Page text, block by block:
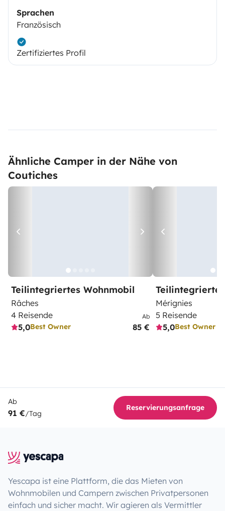
Sprachen
Französisch
Zertifiziertes Profil
Ähnliche Camper in der Nähe von
Coutiches
Teilintegriertes Wohnmobil
Râches
4 Reisende
5,0Best Owner
Ab
85 €
Mérignies
5 Reisende
5,0Best Owner
Ab
91 €/Tag
Reservierungsanfrage
Yescapa ist eine Plattform, die das Mieten von
Wohnmobilen und Campern zwischen Privatpersonen
einfach und sicher macht. Wir agieren als Vermittler